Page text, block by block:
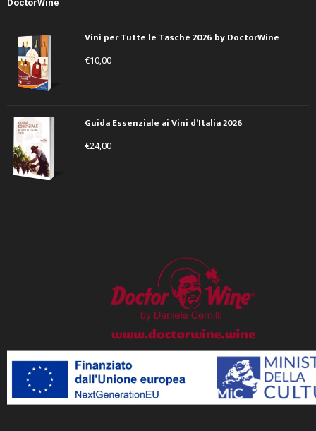
Vini per Tutte le Tasche 2026 by DoctorWine
€10,00
Guida Essenziale ai Vini d’Italia 2026
€24,00